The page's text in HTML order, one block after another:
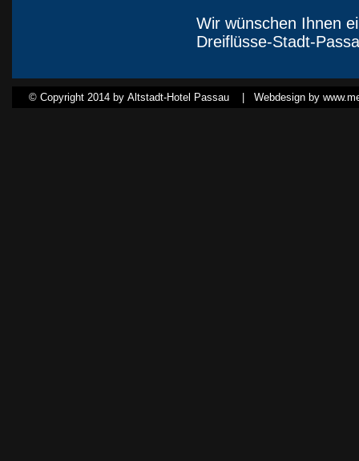
Wir wünschen Ihnen
Dreiflüsse-Stadt-
© Copyright 2014 by Altstadt-Hotel Passau | Webdesign by